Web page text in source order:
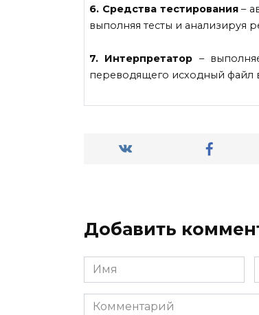
6. Средства тестирования–
выполняя тесты и анализируя
7. Интерпретатор –
переводящего исходный файл
Добавить
Имя
*
*
Комментарий